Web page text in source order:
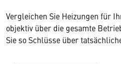
Vergleichen Sie Heizungen für
objektiv über die gesamte
Sie so Schlüsse über